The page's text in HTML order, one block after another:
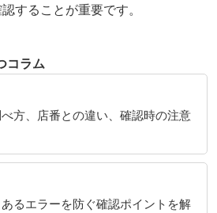
することが重要です。
コラム
方、店番との違い、確認時の注意
るエラーを防ぐ確認ポイントを解